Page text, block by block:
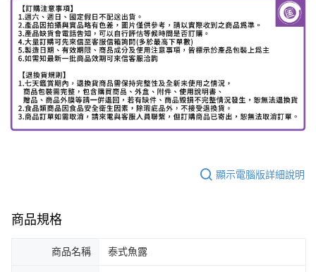
顯示電腦版詳細說明
商品規格
商品名稱 泰式魚露